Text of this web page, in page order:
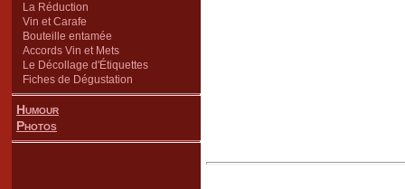
La Réduction
Vin et Carafe
Bouteille entamée
Accords Vin et Mets
Le Décollage d'Étiquettes
Fiches de Dégustation
Humour
Photos